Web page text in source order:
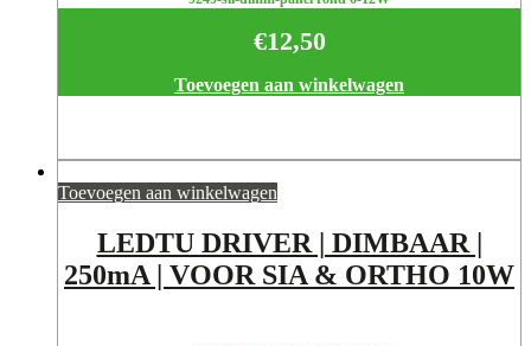
€12,50
Toevoegen aan winkelwagen
Toevoegen aan winkelwagen
LEDTU DRIVER | DIMBAAR |
250mA | VOOR SIA & ORTHO 10W